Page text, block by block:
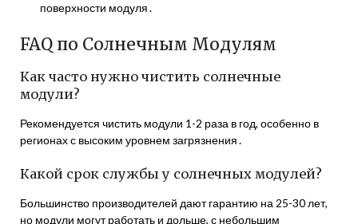
поверхности модуля․
FAQ по Солнечным Модулям
Как часто нужно чистить солнечные
модули?
Рекомендуется чистить модули 1-2 раза в год, особенно в
регионах с высоким уровнем загрязнения․
Какой срок службы у солнечных модулей?
Большинство производителей дают гарантию на 25-30 лет,
но модули могут работать и дольше, с небольшим